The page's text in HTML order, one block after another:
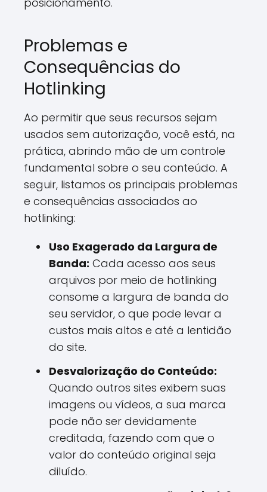
Problemas e
Consequências do
Hotlinking
Ao permitir que seus recursos sejam
usados sem autorização, você está, na
prática, abrindo mão de um controle
fundamental sobre o seu conteúdo. A
seguir, listamos os principais problemas
e consequências associados ao
hotlinking:
Uso Exagerado da Largura de
Banda: Cada acesso aos seus
arquivos por meio de hotlinking
consome a largura de banda do
seu servidor, o que pode levar a
custos mais altos e até a lentidão
do site.
Desvalorização do Conteúdo:
Quando outros sites exibem suas
imagens ou vídeos, a sua marca
pode não ser devidamente
creditada, fazendo com que o
valor do conteúdo original seja
diluído.